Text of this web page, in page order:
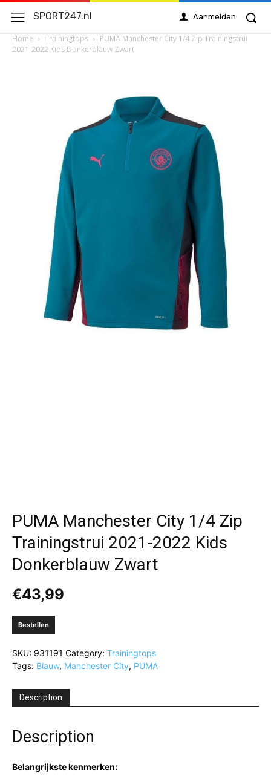
SPORT247.nl Aanmelden
Home Trainingtops
PUMA Manchester City 1/4 Zip Trainingstrui
2021-2022 Kids Donkerblauw Zwart
PUMA Manchester City 1/4 Zip
Trainingstrui 2021-2022 Kids
Donkerblauw Zwart
€43,99
Bestellen
SKU: 931191 Category: Trainingtops
Tags: Blauw, Manchester City, PUMA
Description
Description
Belangrijkste kenmerken: